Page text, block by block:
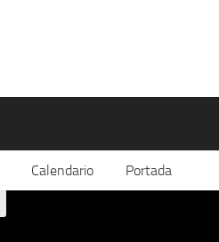
Calendario Portada